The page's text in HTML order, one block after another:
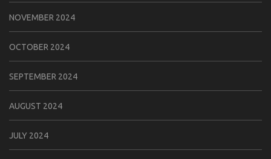
NOVEMBER 2024
OCTOBER 2024
SEPTEMBER 2024
AUGUST 2024
JULY 2024